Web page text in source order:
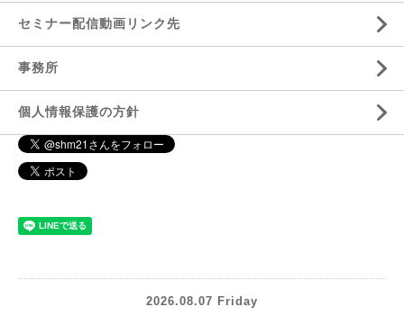
セミナー配信動画リンク先
事務所
個人情報保護の方針
2026.08.07 Friday